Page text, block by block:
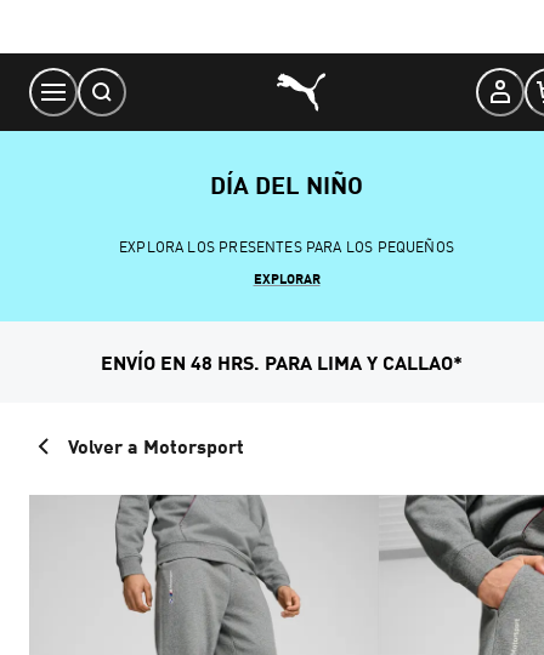
Content
DÍA DEL NIÑO
EXPLORA LOS PRESENTES PARA LOS PEQUEÑOS
EXPLORAR
ENVÍO EN 48 HRS. PARA LIMA Y CALLAO*
Volver a Motorsport